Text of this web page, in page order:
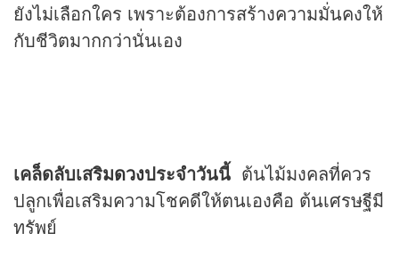
ยังไม่เลือกใคร เพราะต้องการสร้างความมั่นคงให้
กับชีวิตมากกว่านั่นเอง
เคล็ดลับเสริมดวงประจำวันนี้ ต้นไม้มงคลที่ควร
ปลูกเพื่อเสริมความโชคดีให้ตนเองคือ ต้นเศรษฐีมี
ทรัพย์